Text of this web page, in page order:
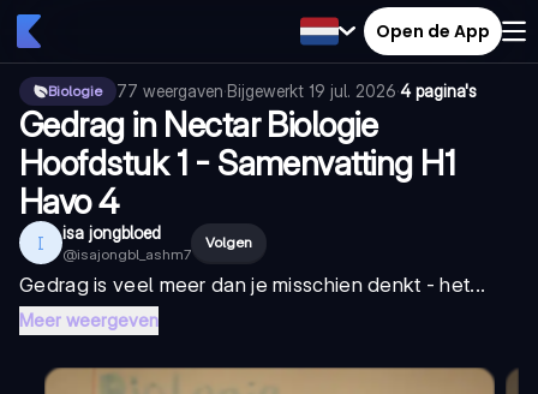
Open de App
Biologie 77 weergaven·Bijgewerkt 19 jul. 2026·4 pagina's
Gedrag in Nectar Biologie
Hoofdstuk 1 - Samenvatting H1
Havo 4
I isa jongbloed
@isajongbl_ashm7
Volgen
Gedrag is veel meer dan je misschien denkt - het...
Meer weergeven